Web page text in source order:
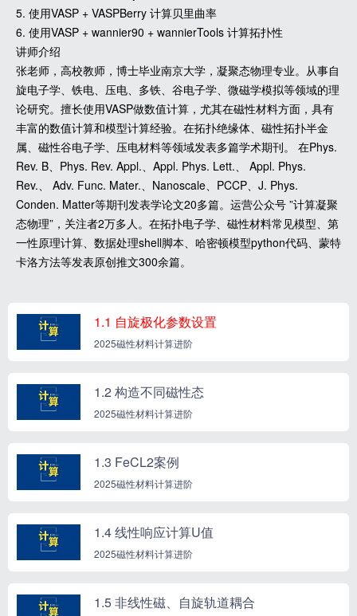
5. 使用VASP + VASPBerry 计算贝里曲率
6. 使用VASP + wannier90 + wannierTools 计算拓扑性
讲师介绍
张老师，高校教师，博士毕业南京大学，凝聚态物理专业。从事自
旋电子学、铁电、压电、多铁、谷电子学、微磁学模拟等领域的理
论研究。擅长使用VASP做数值计算，尤其在磁性材料方面，具有
丰富的数值计算和模型计算经验。在拓扑绝缘体、磁性拓扑半金
属、磁性谷电子学、压电材料等领域发表多篇学术期刊。 在Phys.
Rev. B、Phys. Rev. Appl.、Appl. Phys. Lett.、 Appl. Phys.
Rev.、 Adv. Func. Mater.、Nanoscale、PCCP、J. Phys.
Conden. Matter等期刊发表学论文20多篇。运营公众号 ”计算凝聚
态物理”，关注者2万多人。在拓扑电子学、磁性材料常见模型、第
一性原理计算、数据处理shell脚本、哈密顿模型python代码、蒙特
卡洛方法等发表原创推文300余篇。
1.1 自旋极化参数设置
2025磁性材料计算进阶
1.2 构造不同磁性态
2025磁性材料计算进阶
1.3 FeCL2案例
2025磁性材料计算进阶
1.4 线性响应计算U值
2025磁性材料计算进阶
1.5 非线性磁、自旋轨道耦合